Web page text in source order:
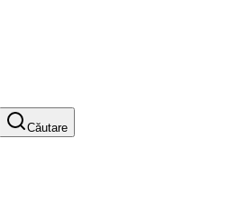
Căutare